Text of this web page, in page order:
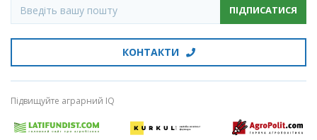
ПІДПИСАТИСЯ
КОНТАКТИ
Підвищуйте аграрний IQ